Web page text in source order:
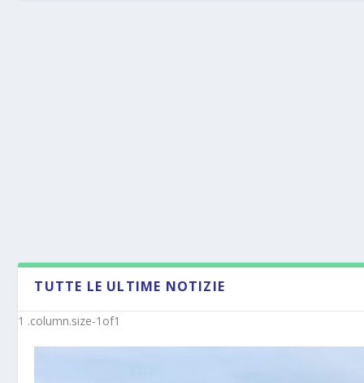
TUTTE LE ULTIME NOTIZIE